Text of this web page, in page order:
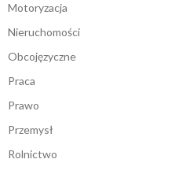
Motoryzacja
Nieruchomości
Obcojęzyczne
Praca
Prawo
Przemysł
Rolnictwo